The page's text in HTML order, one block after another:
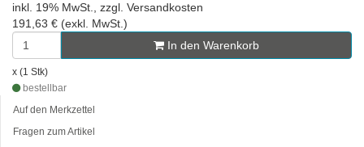
inkl. 19% MwSt., zzgl. Versandkosten
191,63 € (exkl. MwSt.)
In den Warenkorb
x (1 Stk)
bestellbar
Auf den Merkzettel
Fragen zum Artikel